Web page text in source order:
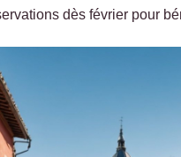
dès février pour